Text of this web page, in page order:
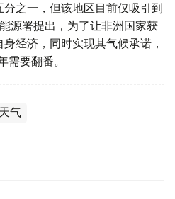
之一，但该地区目前仅吸引到
源署提出，为了让非洲国家获
经济，同时实现其气候承诺，
要翻番。
天气